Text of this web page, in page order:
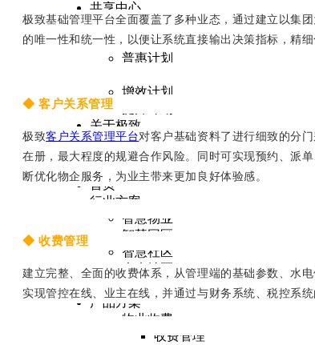
共享中心
百城万区
普及计划
普惠计划
增效计划
关于极致
首页
行业方案
智慧物业
智慧园区
智慧社区
未来社区
数字决策
产品方案
物业收费
收费管理
极致基础管理平台全面覆盖了多种业态，通过建立以集
的唯一性和统一性，以便让系统直接输出决策指标，精
◆ 客户关系管理
极致客户关系管理平台对客户基础资料了进行细致的分
在册，最大程度的规避合作风险。同时可实现预约、派
断优化物企服务，为业主带来更加良好体验感。
◆ 收费管理
建立完整、全面的收费体系，从管理端的基础参数、水
实现管控在线、业主在线，并通过与财务系统、税控系